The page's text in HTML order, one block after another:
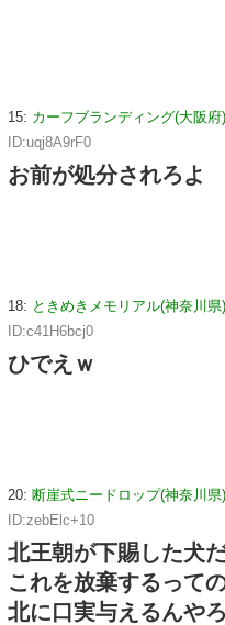
15: カーフブランディング(大阪府
ID:uqj8A9rF0
お前が処分されろよ
18: ときめきメモリアル(神奈川県
ID:c41H6bcj0
ひでえｗ
20: 断崖式ニードロップ(神奈川県
ID:zebElc+10
北王朝が下賜した犬
これを放棄するって
北に口実与えるんやろ